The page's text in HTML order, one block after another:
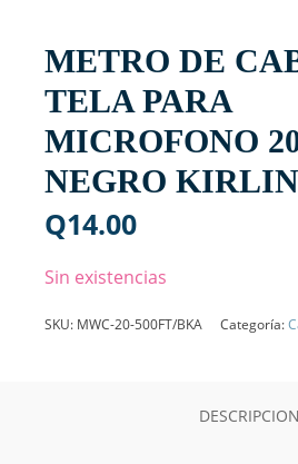
METRO DE
TELA PARA
MICROFONO
NEGRO KIRLIN
Q14.00
Sin existencias
SKU: MWC-20-500FT/BKA Categoría:
DESCRIPCION